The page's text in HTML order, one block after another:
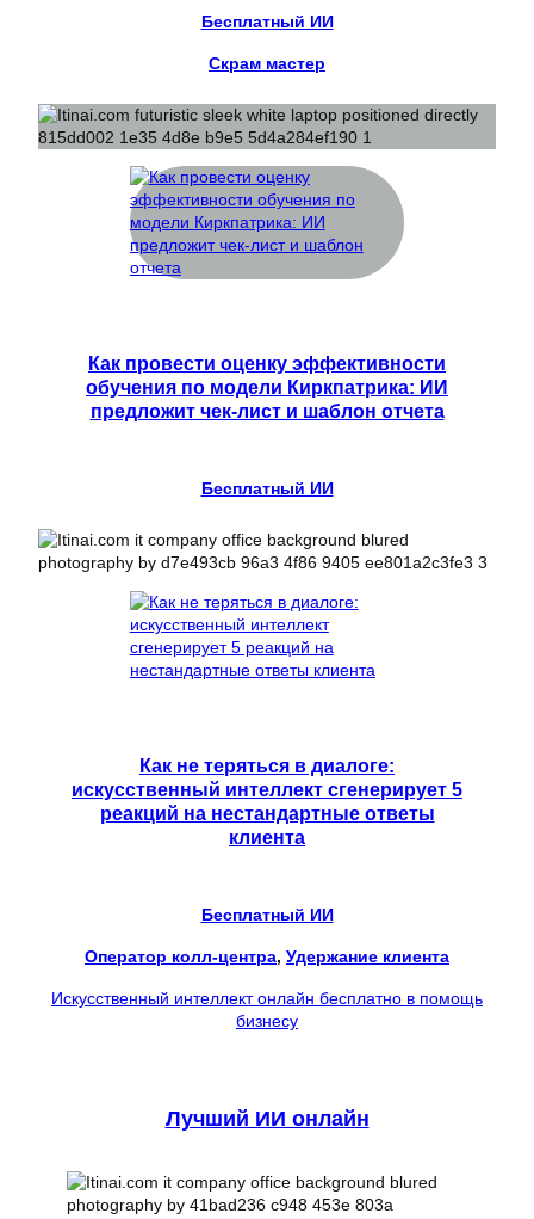
Бесплатный ИИ
Скрам мастер
Как провести оценку эффективности
обучения по модели Киркпатрика: ИИ
предложит чек-лист и шаблон отчета
Бесплатный ИИ
Как не теряться в диалоге:
искусственный интеллект сгенерирует 5
реакций на нестандартные ответы
клиента
Бесплатный ИИ
Оператор колл-центра, Удержание клиента
Искусственный интеллект онлайн бесплатно в помощь
бизнесу
Лучший ИИ онлайн